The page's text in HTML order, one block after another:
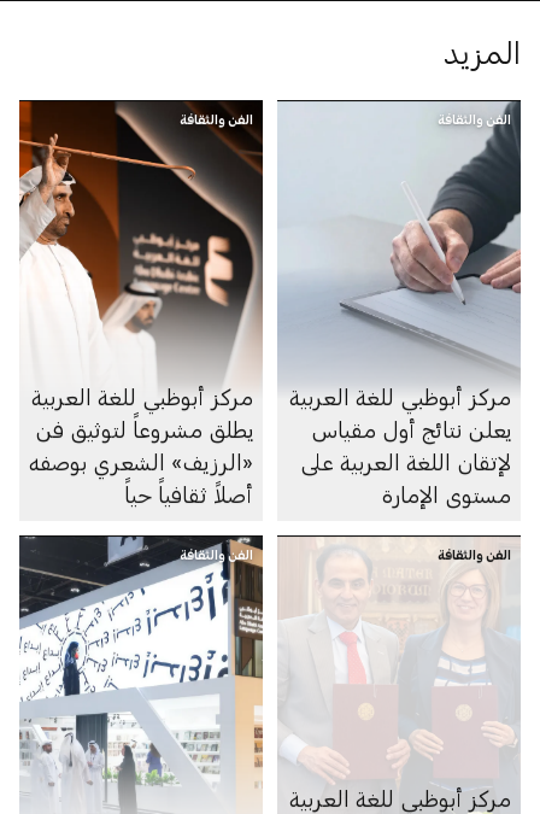
المزيد
الفن والثقافة
مركز أبوظبي للغة العربية
يعلن نتائج أول مقياس
لإتقان اللغة العربية على
مستوى الإمارة
الفن والثقافة
مركز أبوظبي للغة العربية
يطلق مشروعاً لتوثيق فن
«الرزيف» الشعري بوصفه
أصلاً ثقافياً حياً
الفن والثقافة
مركز أبوظبي للغة العربية
الفن والثقافة